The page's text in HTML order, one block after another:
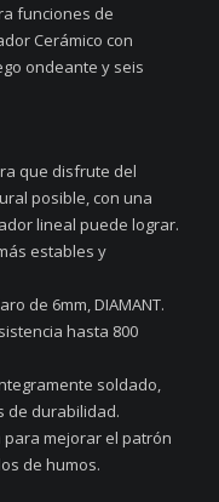
funciones de
Cerámico con
ondeante y seis
que disfrute del
posible, con una
lineal puede lograr.
estables y
de 6mm, DIAMANT.
hasta 800
soldado,
de durabilidad.
para mejorar el patrón
de humos.